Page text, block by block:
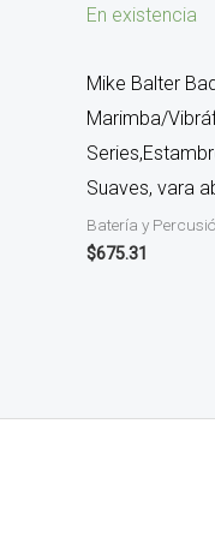
En existencia
Mike Balter
Marimba/
Suaves, vara
Batería y
$675.31